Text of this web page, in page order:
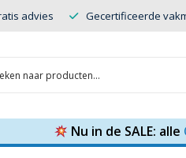
advies Gecertificeerde
Nu in de SALE: alle